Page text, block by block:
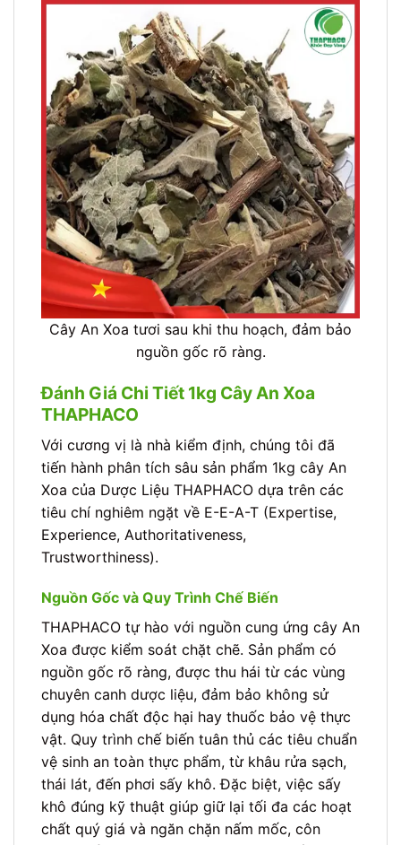
Cây An Xoa tươi sau khi thu hoạch, đảm bảo
nguồn gốc rõ ràng.
Đánh Giá Chi Tiết 1kg Cây An Xoa
THAPHACO
Với cương vị là nhà kiểm định, chúng tôi đã
tiến hành phân tích sâu sản phẩm 1kg cây An
Xoa của Dược Liệu THAPHACO dựa trên các
tiêu chí nghiêm ngặt về E-E-A-T (Expertise,
Experience, Authoritativeness,
Trustworthiness).
Nguồn Gốc và Quy Trình Chế Biến
THAPHACO tự hào với nguồn cung ứng cây An
Xoa được kiểm soát chặt chẽ. Sản phẩm có
nguồn gốc rõ ràng, được thu hái từ các vùng
chuyên canh dược liệu, đảm bảo không sử
dụng hóa chất độc hại hay thuốc bảo vệ thực
vật. Quy trình chế biến tuân thủ các tiêu chuẩn
vệ sinh an toàn thực phẩm, từ khâu rửa sạch,
thái lát, đến phơi sấy khô. Đặc biệt, việc sấy
khô đúng kỹ thuật giúp giữ lại tối đa các hoạt
chất quý giá và ngăn chặn nấm mốc, côn